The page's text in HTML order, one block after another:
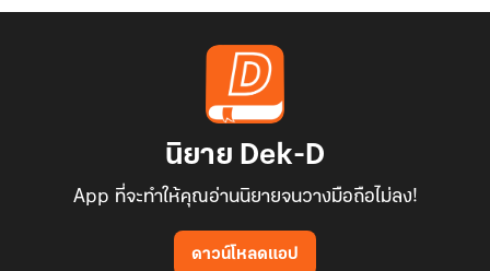
นิยาย Dek-D
App ที่จะทำให้คุณอ่านนิยายจนวางมือถือไม่ลง!
ดาวน์โหลดแอป